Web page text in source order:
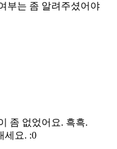
부는 좀 알려주셨어야
좀 없었어요. 흑흑.
세요. :0